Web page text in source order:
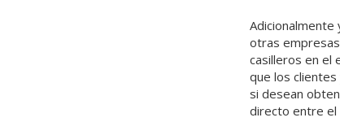
Adicionalmente
otras
casilleros en el
que los
si desean
directo entre el